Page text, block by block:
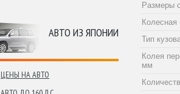
АВТО ИЗ ЯПОНИИ
ЦЕНЫ НА АВТО
Размеры
Тип
Колея
мм